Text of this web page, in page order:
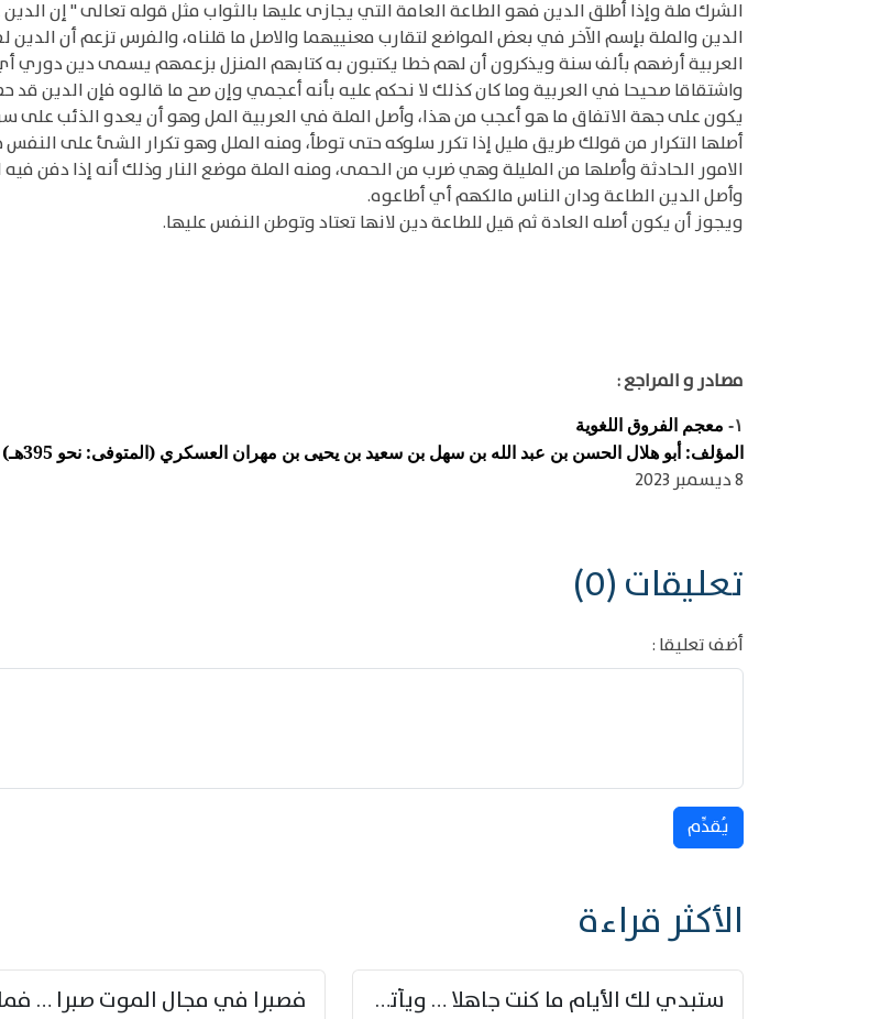
الدين والملة بإسم الآخر في بعض المواضع لتقارب معنييهما والاصل ما قلناه، والفرس تزعم أن
العربية أرضهم بألف سنة ويذكرون أن لهم خطا يكتبون به كتابهم المنزل بزعمهم يسمى دين دوري
واشتقاقا صحيحا في العربية وما كان كذلك لا نحكم عليه بأنه أعجمي وإن صح ما قالوه فإن الدين
يكون على جهة الاتفاق ما هو أعجب من هذا، وأصل الملة في العربية المل وهو أن يعدو الذئب على
أصلها التكرار من قولك طريق مليل إذا تكرر سلوكه حتى توطأ، ومنه الملل وهو تكرار الشئ على
الامور الحادثة وأصلها من المليلة وهي ضرب من الحمى، ومنه الملة موضع النار وذلك أنه إذا دفن
وأصل الدين الطاعة ودان الناس مالكهم أي أطاعوه.
ويجوز أن يكون أصله العادة ثم قيل للطاعة دين لانها تعتاد وتوطن النفس عليها.
مصادر و المراجع :
١-
معجم الفروق اللغوية
المؤلف: أبو هلال الحسن بن عبد الله بن سهل بن سعيد بن يحيى بن مهران العسكري (المتوفى: نحو 395هـ)
8 ديسمبر 2023
تعليقات (0)
أضف تعليقا :
يُقدِّم
الأكثر قراءة
ستبدي لك الأيام ما كنت جاهلا … ويأتيك بالأخبار من لم تزوّد